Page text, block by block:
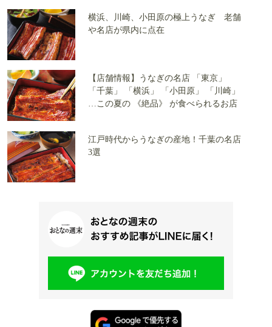
横浜、川崎、小田原の極上うなぎ 老舗
や名店が県内に点在
【店舗情報】うなぎの名店 「東京」
「千葉」 「横浜」 「小田原」 「川崎」
…この夏の 《絶品》 が食べられるお店
江戸時代からうなぎの産地！千葉の名店
3選